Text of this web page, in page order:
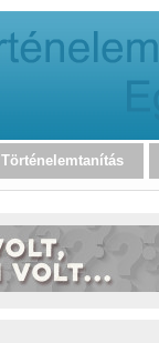
Történelemtanítás